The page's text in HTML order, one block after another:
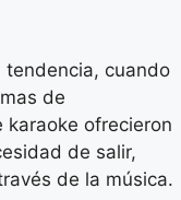
tendencia, cuando
de
karaoke ofrecieron
de salir,
de la música.